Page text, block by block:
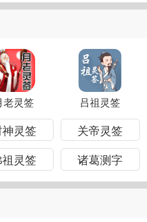
老灵签 吕祖灵签
灵签
关帝灵签
灵签 诸葛测字